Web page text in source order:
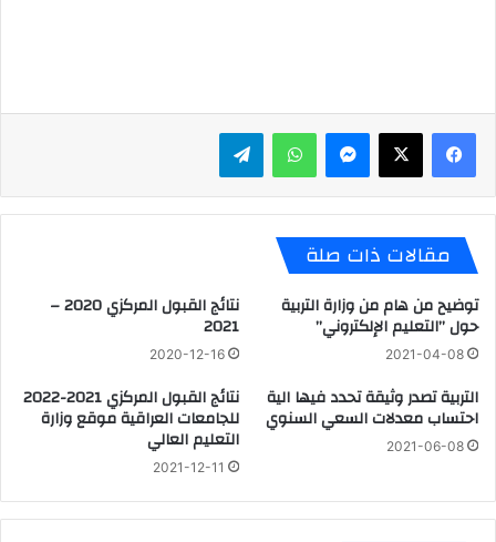
ماسنجر واتساب تيلقرام
مقالات ذات صلة
توضيح من هام من وزارة التربية
حول ’’التعليم الإلكتروني’’
2021-04-08
نتائج القبول المركزي 2020 –
2021
2020-12-16
التربية تصدر وثيقة تحدد فيها الية
احتساب معدلات السعي السنوي
2021-06-08
نتائج القبول المركزي 2021-2022
للجامعات العراقية موقع وزارة
التعليم العالي
2021-12-11